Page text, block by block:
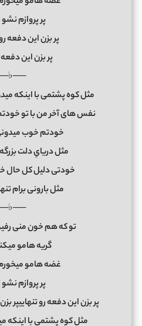
پر پروازم نشو
پر بزن این دفعه
پر بزن این
مثل کوه پشتمی با اینکه
نفس های آخر من با تو
خودتم خوب
مثل دریایِ دلت
خودتی دلیل کل حال
مثل بارونی برام
تو که هم خون منی
گریه هامو
غضه هامو
پر پروازم نشو
پر بزن این دفعه رو تنهاییپر
مثل کوه پشتمی با اینکه